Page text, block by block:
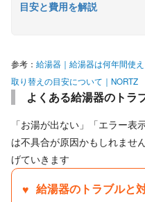
目安と費用を解説
参考： 給湯器｜給湯器は何年間使
取り替えの目安について｜NORTZ
よくある給湯器のトラ
「お湯が出ない」「エラー
は不具合が原因かもしれませ
げていきます
給湯器のトラブルと